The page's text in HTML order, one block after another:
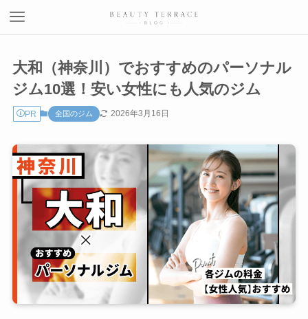
大和（神奈川）でおすすめのパーソナル
ジム10選！安い女性にも人気のジム
PR 全国のジム 2026年3月16日